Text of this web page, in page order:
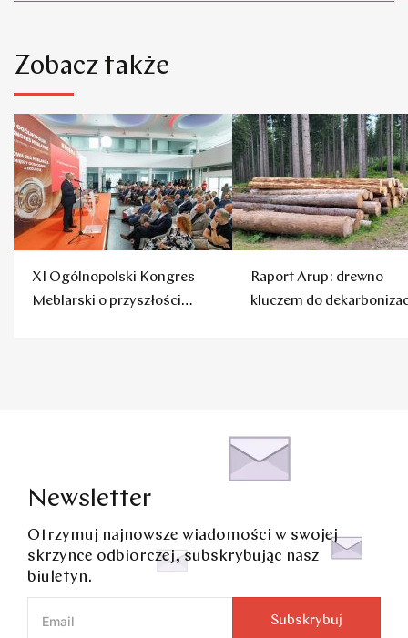
Zobacz także
XI Ogólnopolski Kongres
Meblarski o przyszłości
Raport Arup: drewno
kluczem do
Newsletter
Otrzymuj najnowsze wiadomości w swojej
skrzynce odbiorczej, subskrybując nasz
biuletyn.
Subskrybuj